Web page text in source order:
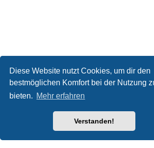
Diese Website nutzt Cookies, um dir den
bestmöglichen Komfort bei der Nutzung
bieten. Mehr erfahren
Verstanden!